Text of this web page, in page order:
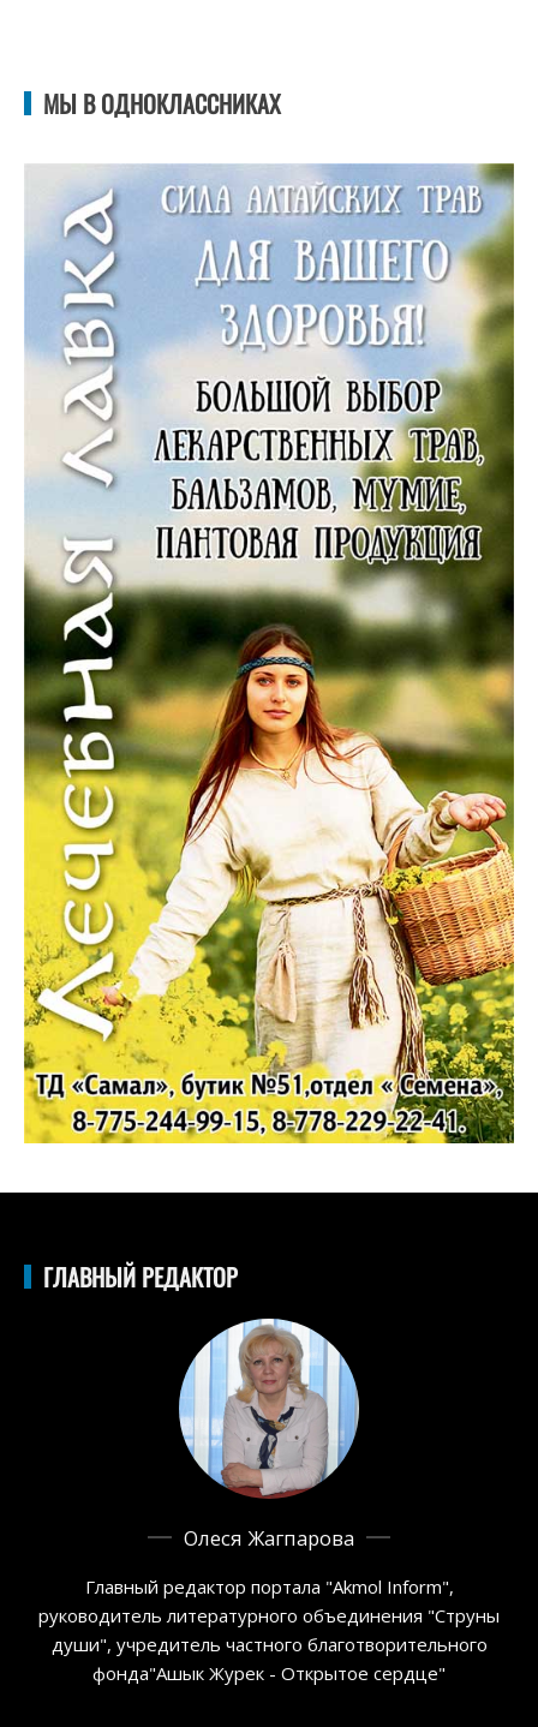
МЫ В ОДНОКЛАССНИКАХ
ГЛАВНЫЙ РЕДАКТОР
Олеся Жагпарова
Главный редактор портала "Akmol Inform",
руководитель литературного объединения "Струны
души", учредитель частного благотворительного
фонда"Ашык Журек - Открытое сердце"